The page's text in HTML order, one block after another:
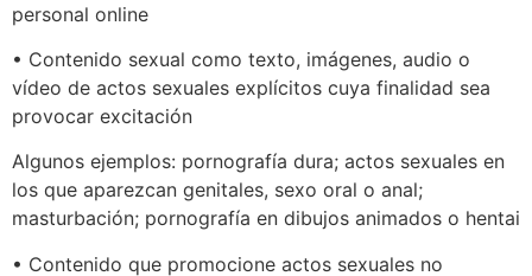
personal online
• Contenido sexual como texto, imágenes, audio o
vídeo de actos sexuales explícitos cuya finalidad sea
provocar excitación
Algunos ejemplos: pornografía dura; actos sexuales en
los que aparezcan genitales, sexo oral o anal;
masturbación; pornografía en dibujos animados o hentai
• Contenido que promocione actos sexuales no